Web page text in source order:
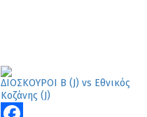
ΔΙΟΣΚΟΥΡΟΙ Β (J) vs Εθνικός
Κοζάνης (J)